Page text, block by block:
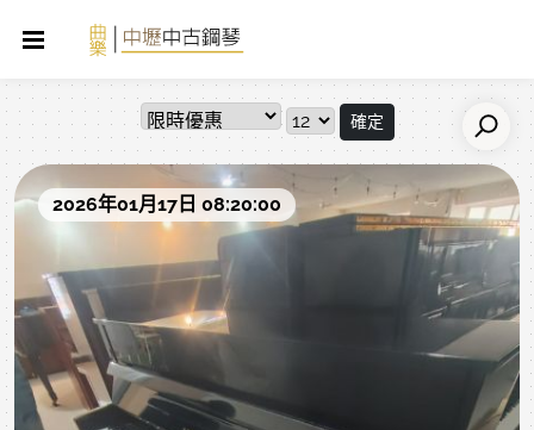
確定
2026年01月17日 08:20:00